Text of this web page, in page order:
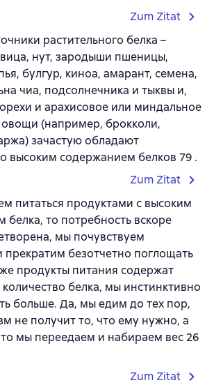
Zum Zitat
растительного белка –
нут, зародыши пшеницы,
булгур, киноа, амарант, семена,
чиа, подсолнечника и тыквы и,
и арахисовое или миндальное
(например, брокколи,
зачастую обладают
высоким содержанием белков 79 .
Zum Zitat
питаться продуктами с высоким
белка, то потребность вскоре
мы почувствуем
безотчетно поглощать
продукты питания содержат
белка, мы инстинктивно
больше. Да, мы едим до тех пор,
не получит то, что ему нужно, а
мы переедаем и набираем вес 26
Zum Zitat